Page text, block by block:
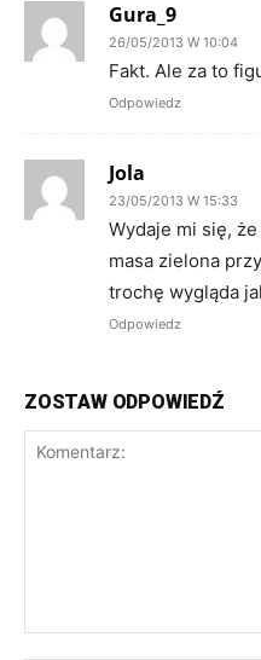
Gura_9
26/05/2013 W 10:04
Fakt. Ale za to
Odpowiedz
Jola
23/05/2013 W 15:33
Wydaje mi się,
masa zielona
trochę wygląda
Odpowiedz
ZOSTAW ODPOWIEDŹ